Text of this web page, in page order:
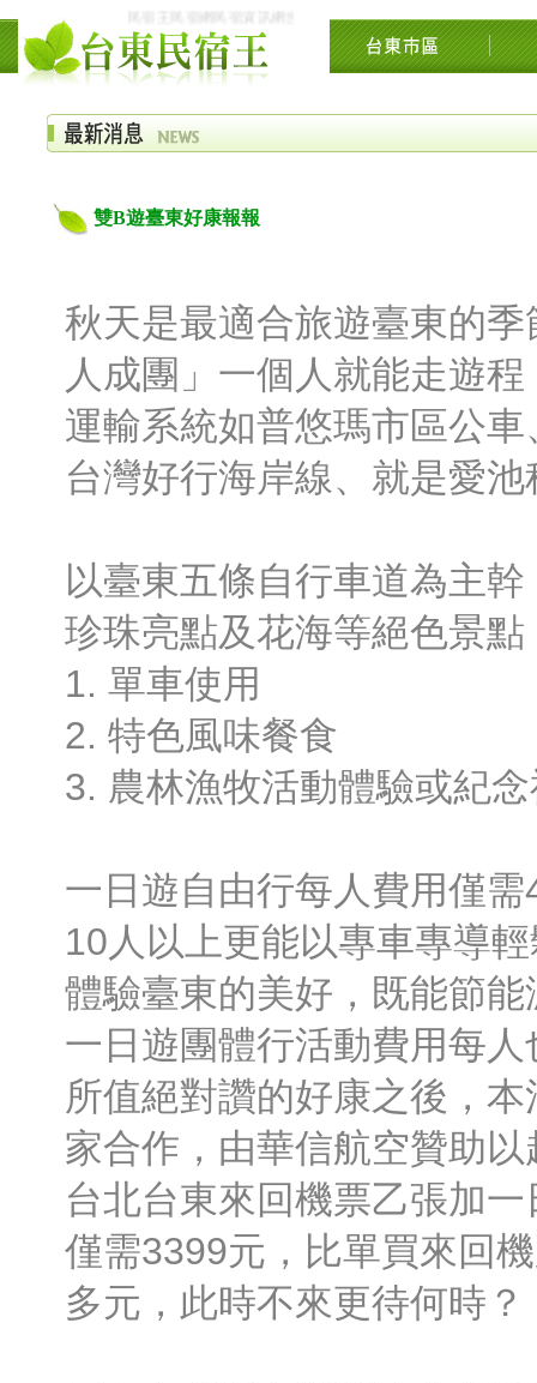
民宿王民宿網民宿資訊網台東花東花蓮綠島民宿住宿旅遊景點交
雙B遊臺東好康報報
秋天是最適合旅遊臺東的
人成團」一個人就能走遊
運輸系統如普悠瑪市區公
台灣好行海岸線、就是愛
以臺東五條自行車道為主
珍珠亮點及花海等絕色景點
1. 單車使用
2. 特色風味餐食
3. 農林漁牧活動體驗或紀
一日遊自由行每人費用僅
10人以上更能以專車專導
體驗臺東的美好，既能節
一日遊團體行活動費用每
所值絕對讚的好康之後，
家合作，由華信航空贊助
台北台東來回機票乙張加
僅需3399元，比單買來回
多元，此時不來更待何時？